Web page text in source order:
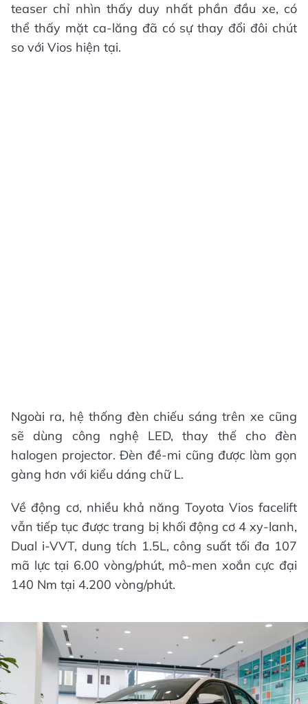
teaser chỉ nhìn thấy duy nhất phần đầu xe, có
thể thấy mặt ca-lăng đã có sự thay đổi đôi chút
so với Vios hiện tại.
Ngoài ra, hệ thống đèn chiếu sáng trên xe cũng
sẽ dùng công nghệ LED, thay thế cho đèn
halogen projector. Đèn đề-mi cũng được làm gọn
gàng hơn với kiểu dáng chữ L.
Về động cơ, nhiều khả năng Toyota Vios facelift
vẫn tiếp tục được trang bị khối động cơ 4 xy-lanh,
Dual i-VVT, dung tích 1.5L, công suất tối đa 107
mã lực tại 6.00 vòng/phút, mô-men xoắn cực đại
140 Nm tại 4.200 vòng/phút.